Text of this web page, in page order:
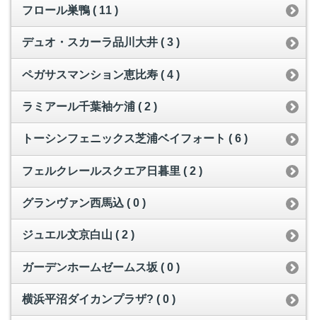
フロール巣鴨 ( 11 )
デュオ・スカーラ品川大井 ( 3 )
ペガサスマンション恵比寿 ( 4 )
ラミアール千葉袖ケ浦 ( 2 )
トーシンフェニックス芝浦ベイフォート ( 6 )
フェルクレールスクエア日暮里 ( 2 )
グランヴァン西馬込 ( 0 )
ジュエル文京白山 ( 2 )
ガーデンホームゼームス坂 ( 0 )
横浜平沼ダイカンプラザ? ( 0 )